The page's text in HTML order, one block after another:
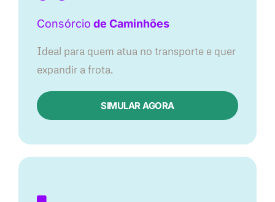
Consórcio de Caminhões
Ideal para quem atua no transporte e quer
expandir a frota.
SIMULAR AGORA